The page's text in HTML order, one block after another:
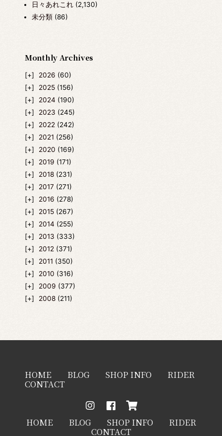
日々あれこれ(2,130)
未分類(86)
Monthly Archives
2026 (60)
2025 (156)
2024 (190)
2023 (245)
2022 (242)
2021 (256)
2020 (169)
2019 (171)
2018 (231)
2017 (271)
2016 (278)
2015 (267)
2014 (255)
2013 (333)
2012 (371)
2011 (350)
2010 (316)
2009 (377)
2008 (211)
HOME BLOG SHOP INFO RIDER
CONTACT
HOME BLOG SHOP INFO RIDER
CONTACT